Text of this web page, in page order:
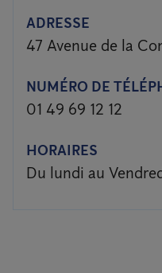
ADRESSE
47 Avenue de la
NUMÉRO DE
01 49 69 12 12
HORAIRES
Du lundi au